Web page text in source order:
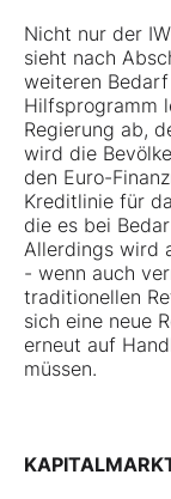
Nicht nur der
sieht nach
weiteren
Hilfsprogramm
Regierung ab,
wird die
den Euro-
Kreditlinie für
die es bei
Allerdings wird
- wenn auch
traditionellen
sich eine neue
erneut auf
müssen.